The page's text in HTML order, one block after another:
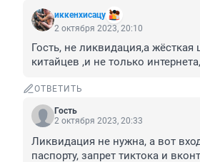
иккенхисацу
2 октября 2023, 20:10
Гость, не ликвидация,а жёсткая
китайцев ,и не только
ОТВЕТИТЬ
Гость
2 октября 2023, 20:33
Ликвидация не нужна, а вот
паспорту, запрет тиктока и